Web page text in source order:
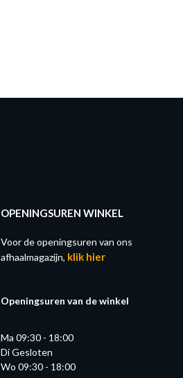
OPENINGSUREN WINKEL
Voor de openingsuren van ons
afhaalmagazijn, klik hier
Openingsuren van de winkel
Ma 09:30 - 18:00
Di Gesloten
Wo 09:30 - 18:00